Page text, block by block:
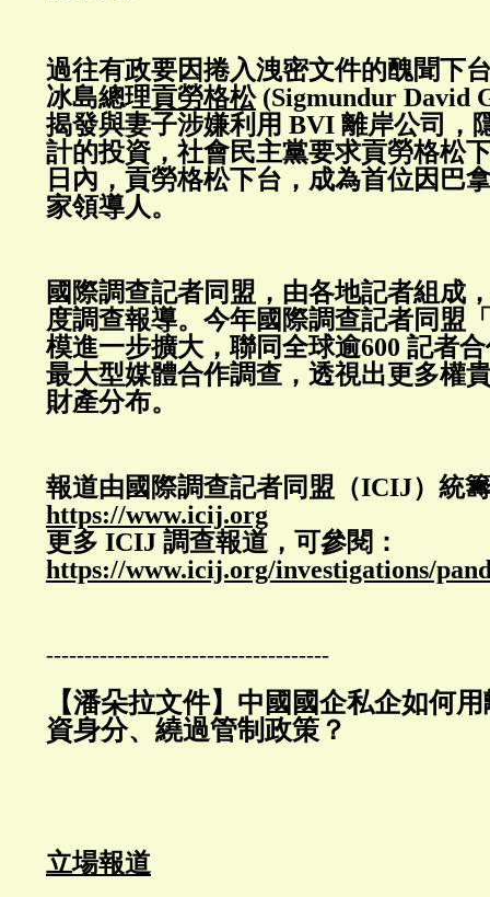
過往有政要因捲入洩密文件的醜聞下
冰島總理貢勞格松(Sigmundur David
揭發與妻子涉嫌利用 BVI 離岸公司，
計的投資，社會民主黨要求貢勞格松
日內，貢勞格松下台，成為首位因巴
家領導人。
國際調查記者同盟，由各地記者組成
度調查報導。今年國際調查記者同盟
模進一步擴大，聯同全球逾600 記者
最大型媒體合作調查，透視出更多權
財產分布。
報道由國際調查記者同盟（ICIJ）統
https://www.icij.org
更多 ICIJ 調查報道，可參閱：
https://www.icij.org/investigations/
-------------------------------------
【潘朵拉文件】中國國企私企如何
資身分、繞過管制政策？
立場報道